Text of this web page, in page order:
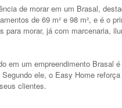
de morar em um Brasal,
de 69 m² e 98 m², e é o
morar, já com marcenaria,
em um empreendimento Brasal
ele, o Easy Home
clientes.